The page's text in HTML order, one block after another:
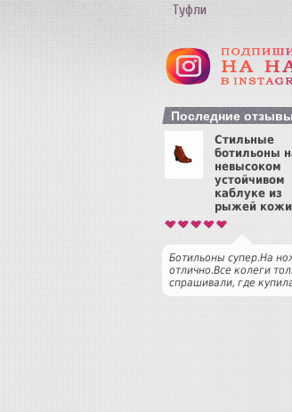
Туфли
Последние отзывы
Стильные
ботильоны
невысоком
устойчивом
каблуке из
рыжей кожи
Ботильоны супер.На
отлично.Все колеги
спрашивали, где